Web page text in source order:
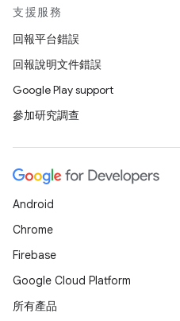
支援服務
回報平台錯誤
回報說明文件錯誤
Google Play support
參加研究調查
Android
Chrome
Firebase
Google Cloud Platform
所有產品